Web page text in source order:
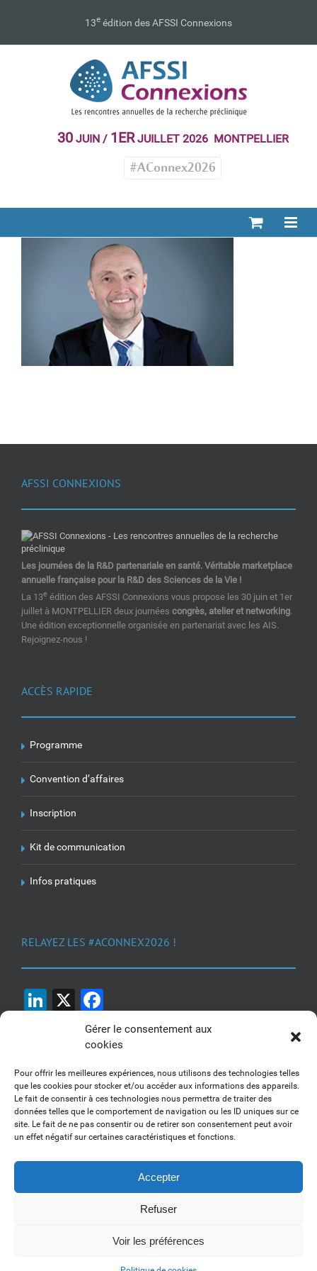
Gérer le consentement aux
cookies
Pour offrir les meilleures expériences, nous utilisons des technologies telles
que les cookies pour stocker et/ou accéder aux informations des appareils.
Le fait de consentir à ces technologies nous permettra de traiter des
données telles que le comportement de navigation ou les ID uniques sur ce
site. Le fait de ne pas consentir ou de retirer son consentement peut avoir
un effet négatif sur certaines caractéristiques et fonctions.
Accepter
Refuser
Voir les préférences
13e édition des AFSSI Connexions
30JUIN / 1ERJUILLET 2026 MONTPELLIER
#AConnex2026
AFSSI CONNEXIONS
Les journées de la R&D partenariale en santé. Véritable marketplace
annuelle française pour la R&D des Sciences de la Vie !
La 13e édition des AFSSI Connexions vous propose les 30 juin et 1er
juillet à MONTPELLIER deux journées congrès, atelier et networking.
Une édition exceptionnelle organisée en partenariat avec les AIS.
Rejoignez-nous !
ACCÈS RAPIDE
Programme
Convention d’affaires
Inscription
Kit de communication
Infos pratiques
RELAYEZ LES #ACONNEX2026 !
LinkedIn
X
1, 2, 3... Buzzez !
Découvrez nos kits communication